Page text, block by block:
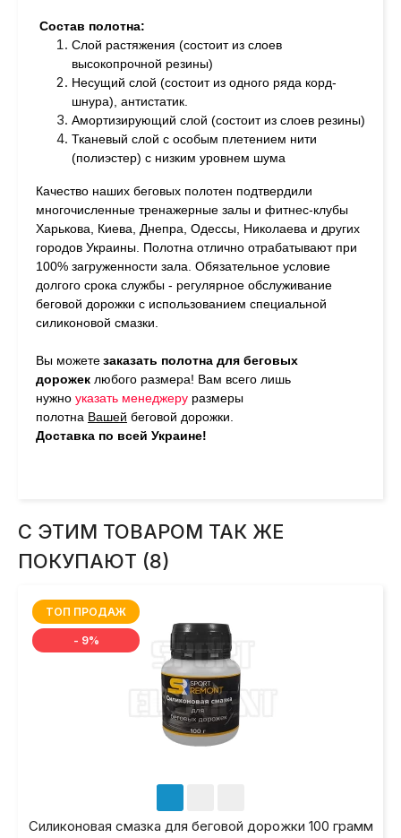
Состав полотна:
Слой растяжения (состоит из слоев
высокопрочной резины)
Несущий слой (состоит из одного ряда корд-
шнура), антистатик.
Амортизирующий слой (состоит из слоев резины)
Тканевый слой с особым плетением нити
(полиэстер) с низким уровнем шума
Качество наших беговых полотен подтвердили
многочисленные тренажерные залы и фитнес-клубы
Харькова, Киева, Днепра, Одессы, Николаева и других
городов Украины. Полотна отлично отрабатывают при
100% загруженности зала. Обязательное условие
долгого срока службы - регулярное обслуживание
беговой дорожки с использованием специальной
силиконовой смазки.
Вы можетезаказать полотна для беговых
дорожек любого размера! Вам всего лишь
нужно указать менеджеру размеры
полотна Вашей беговой дорожки.
Доставка по всей Украине!
С ЭТИМ ТОВАРОМ ТАК ЖЕ
ПОКУПАЮТ (8)
ТОП ПРОДАЖ
- 9%
Силиконовая смазка для беговой дорожки 100 грамм